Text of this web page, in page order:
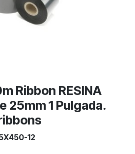
Ribbon RESINA
25mm 1 Pulgada.
12